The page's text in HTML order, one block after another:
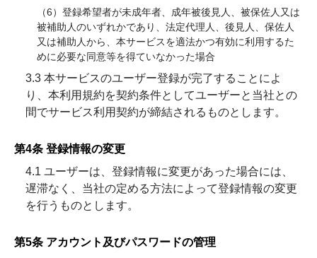
（6）登録希望者が未成年者、成年被後見人、被保佐人又は
被補助人のいずれかであり、法定代理人、後見人、保佐人
又は補助人から、本サービスを適法かつ有効に利用するた
めに必要な同意等を得ていなかった場合
3.3 本サービスのユーザー登録が完了することによ
り、本利用規約を契約条件としてユーザーと当社との
間でサービス利用契約が締結されるものとします。
第4条 登録情報の変更
4.1 ユーザーは、登録情報に変更があった場合には、
遅滞なく、当社の定める方法によって登録情報の変更
を行うものとします。
第5条 アカウント及びパスワードの管理